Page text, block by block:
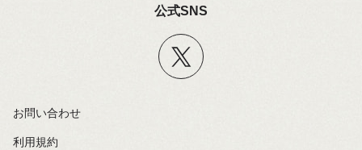
公式SNS
お問い合わせ
利用規約